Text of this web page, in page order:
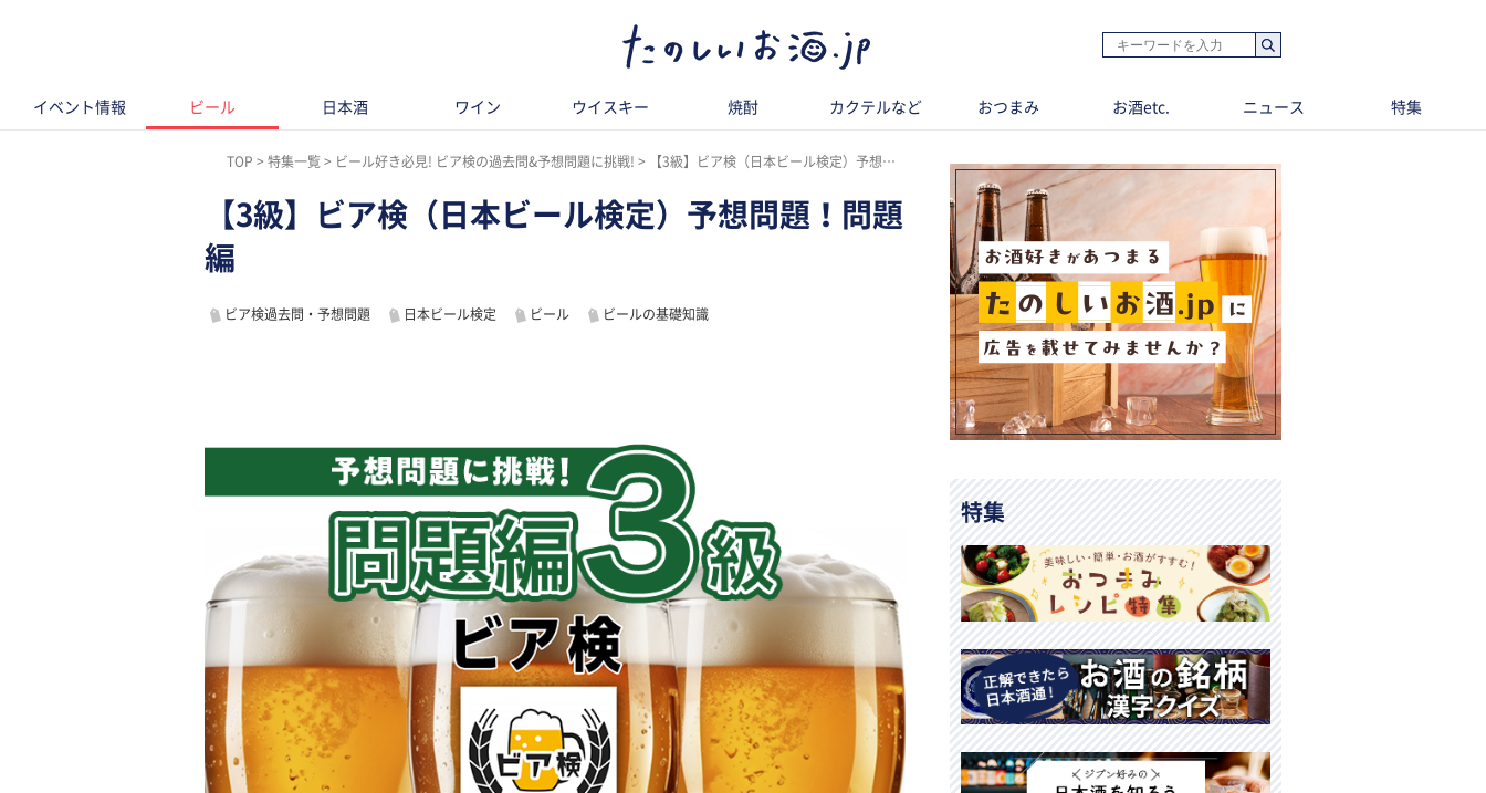
イベント情報 ビール 日本酒 ワイン ウイスキー 焼酎 カクテルなど おつまみ お酒etc. ニュース 特集
TOP 特集一覧 ビール好き必見! ビア検の過去問&予想問題に挑戦! 【3級】ビア検（日本ビール検定）予想問題！問題編
【3級】ビア検（日本ビール検定）予想問題！問題
編
ビア検過去問・予想問題 日本ビール検定 ビール ビールの基礎知識
特集